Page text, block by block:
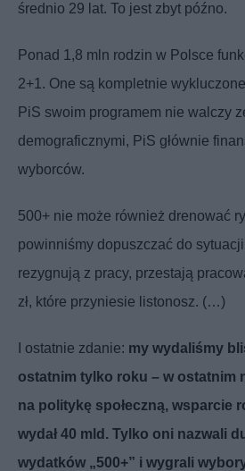
średnio 29 lat. To jest zbyt późno.
Ponad 1,8 mln rodzin w Polsce
2+1. One są kompletnie
PiS swoim programem nie walczy
demograficznymi, PiS głównie
wyborców.
500+ nie może również drenować
powinniśmy dopuszczać do
rezygnują z pracy, przestają
zł, które przyniesie listonosz. (…)
I ostatnie zdanie: my wydaliśmy
ostatnim tylko roku – w ostatnim
na politykę społeczną, wsparcie
wydał 40 mld. Tylko oni nazwali
wydatków „500+” i wygrali